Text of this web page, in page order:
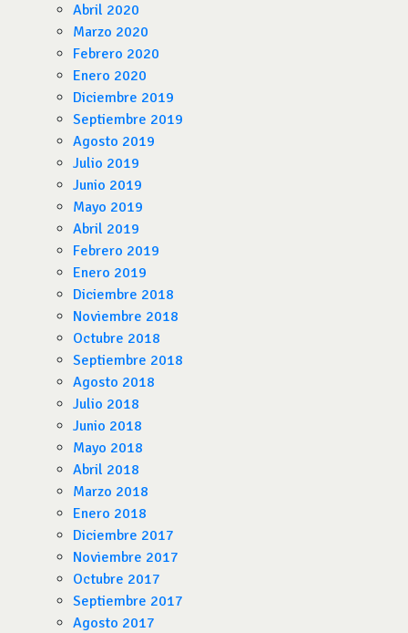
Abril 2020
Marzo 2020
Febrero 2020
Enero 2020
Diciembre 2019
Septiembre 2019
Agosto 2019
Julio 2019
Junio 2019
Mayo 2019
Abril 2019
Febrero 2019
Enero 2019
Diciembre 2018
Noviembre 2018
Octubre 2018
Septiembre 2018
Agosto 2018
Julio 2018
Junio 2018
Mayo 2018
Abril 2018
Marzo 2018
Enero 2018
Diciembre 2017
Noviembre 2017
Octubre 2017
Septiembre 2017
Agosto 2017